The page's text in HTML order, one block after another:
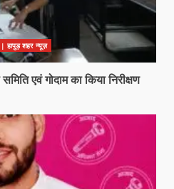
शहर न्यूज़
एवं गोदाम का किया निरीक्षण